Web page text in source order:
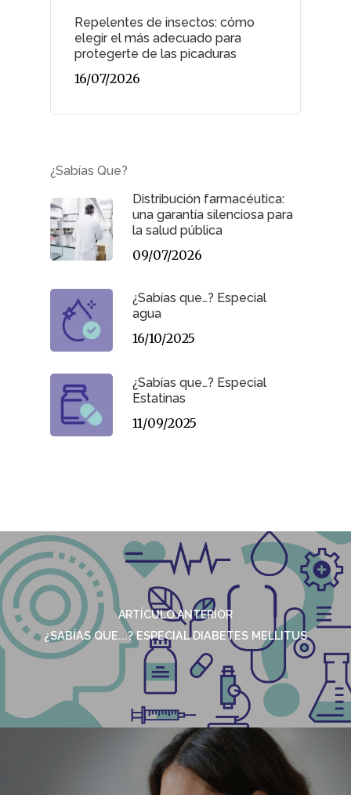
Repelentes de insectos: cómo
elegir el más adecuado para
protegerte de las picaduras
16/07/2026
¿Sabías Que?
Distribución farmacéutica:
una garantía silenciosa para
la salud pública
09/07/2026
¿Sabías que…? Especial
agua
16/10/2025
¿Sabías que…? Especial
Estatinas
11/09/2025
ARTÍCULO ANTERIOR
¿SABÍAS QUE...? ESPECIAL DIABETES MELLITUS